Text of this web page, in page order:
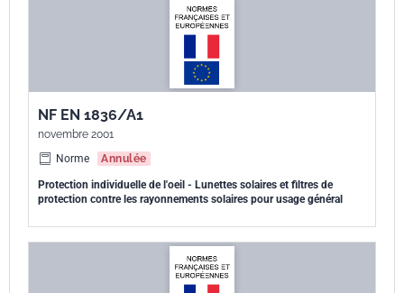
NF EN 1836/A1
novembre 2001
Norme
Annulée
Protection individuelle de l'oeil - Lunettes solaires et filtres de
protection contre les rayonnements solaires pour usage général